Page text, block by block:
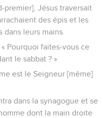
premier], Jésus traversait
des épis et les
dans leurs mains.
Pourquoi faites-vous ce
le sabbat ? »
est le Seigneur [même]
dans la synagogue et se
dont la main droite